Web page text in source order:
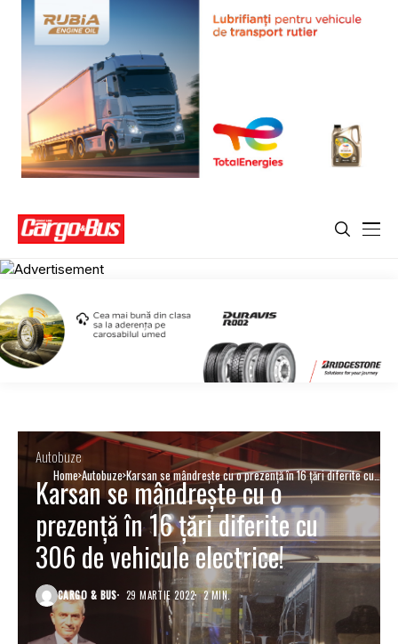
Home Autobuze Karsan se mândrește cu o prezență în 16 țări diferite cu
306 de vehicule electrice!
Autobuze
Karsan se mândrește cu o
prezență în 16 țări diferite cu
306 de vehicule electrice!
CARGO & BUS 29 MARTIE 2022 2 MIN.